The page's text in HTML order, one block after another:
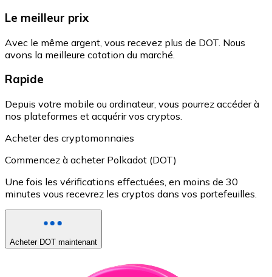
Le meilleur prix
Avec le même argent, vous recevez plus de DOT. Nous
avons la meilleure cotation du marché.
Rapide
Depuis votre mobile ou ordinateur, vous pourrez accéder à
nos plateformes et acquérir vos cryptos.
Acheter des cryptomonnaies
Commencez à acheter Polkadot (DOT)
Une fois les vérifications effectuées, en moins de 30
minutes vous recevrez les cryptos dans vos portefeuilles.
Acheter DOT maintenant